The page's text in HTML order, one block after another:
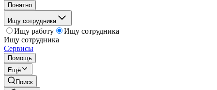
Понятно
Ищу сотрудника
Ищу работу
Ищу сотрудника
Ищу сотрудника
Сервисы
Помощь
Ещё
Поиск